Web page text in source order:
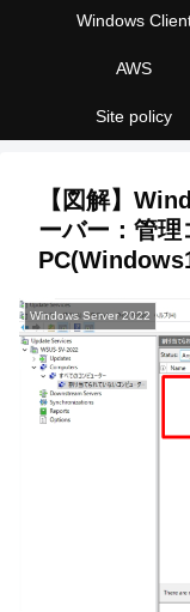
Windows
AWS
Site policy
【図解】
ーバー：管理
Windows Server 2022